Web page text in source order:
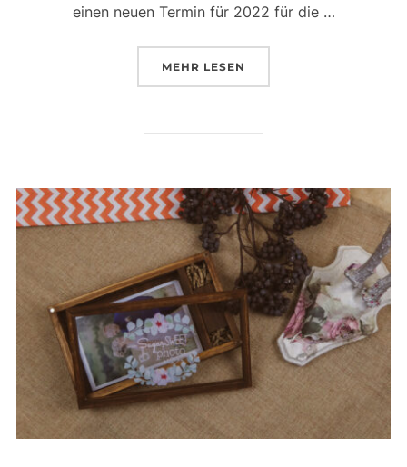
einen neuen Termin für 2022 für die …
MEHR ÜBER „EIN AFTERWEDDING
LESEN